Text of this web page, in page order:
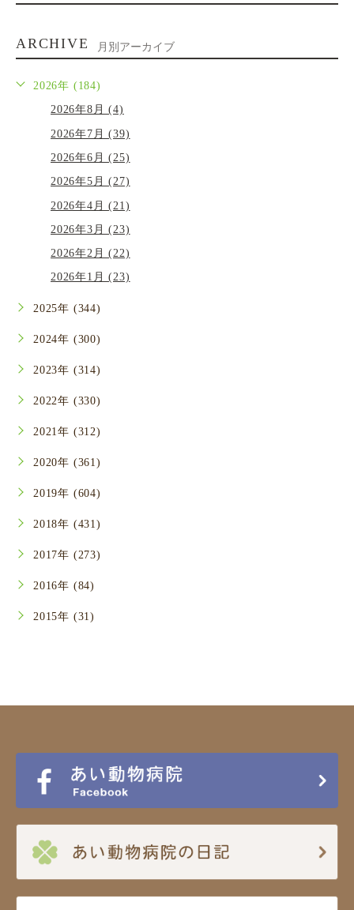
ARCHIVE 月別アーカイブ
2026年 (184)
2026年8月 (4)
2026年7月 (39)
2026年6月 (25)
2026年5月 (27)
2026年4月 (21)
2026年3月 (23)
2026年2月 (22)
2026年1月 (23)
2025年 (344)
2024年 (300)
2023年 (314)
2022年 (330)
2021年 (312)
2020年 (361)
2019年 (604)
2018年 (431)
2017年 (273)
2016年 (84)
2015年 (31)